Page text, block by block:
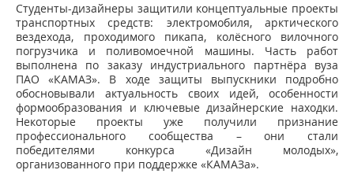
Студенты-дизайнеры защитили концептуальные проекты
транспортных средств: электромобиля, арктического
вездехода, проходимого пикапа, колёсного вилочного
погрузчика и поливомоечной машины. Часть работ
выполнена по заказу индустриального партнёра вуза
ПАО «КАМАЗ». В ходе защиты выпускники подробно
обосновывали актуальность своих идей, особенности
формообразования и ключевые дизайнерские находки.
Некоторые проекты уже получили признание
профессионального сообщества – они стали
победителями конкурса «Дизайн молодых»,
организованного при поддержке «КАМАЗа».